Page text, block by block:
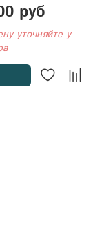
руб
уточняйте у